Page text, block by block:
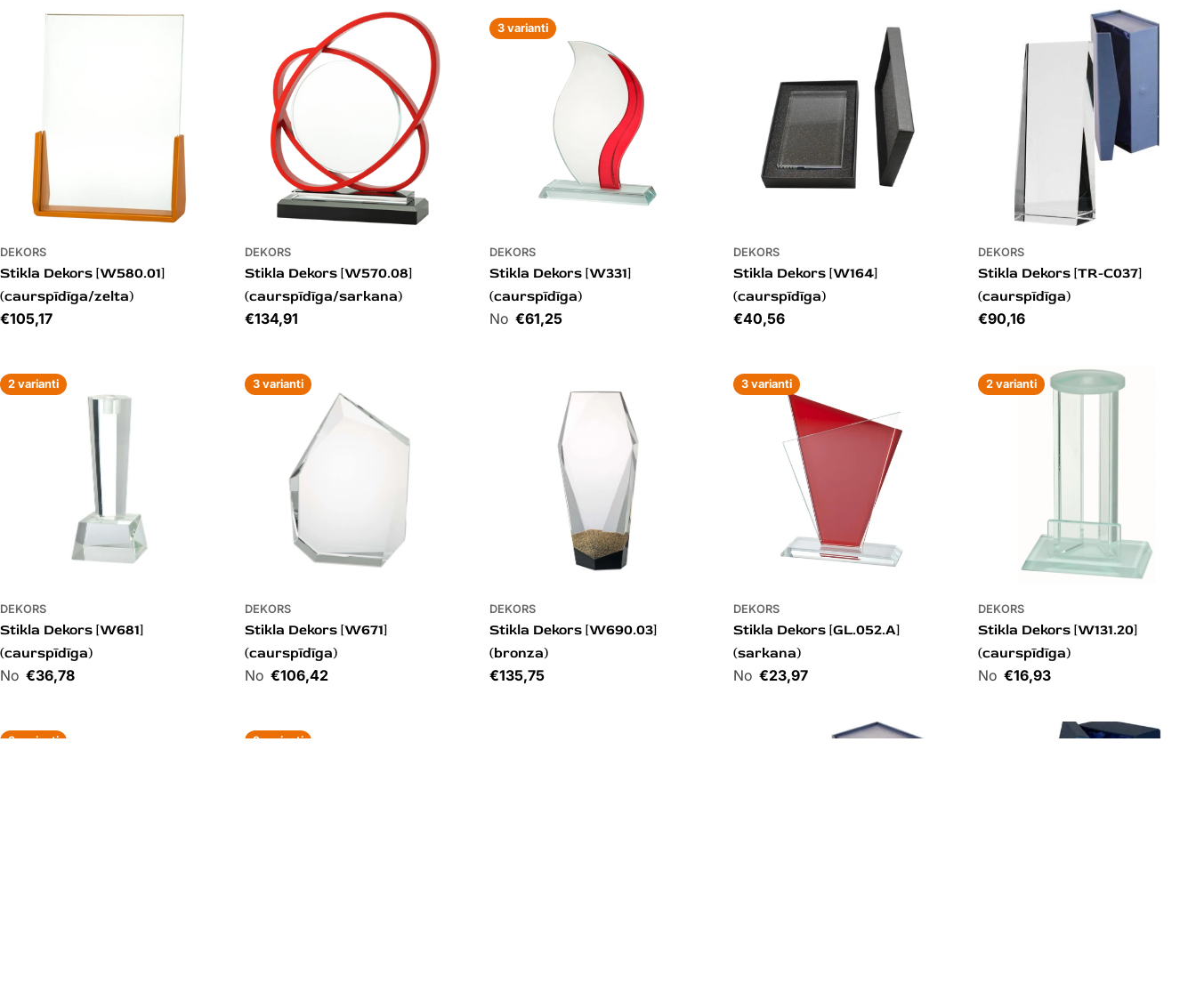
DEKORS
Stikla Dekors [W580.01]
(caurspīdīga/zelta)
Cena
€105,17
DEKORS
Stikla Dekors [W570.08]
(caurspīdīga/sarkana)
Cena
€134,91
3 varianti
DEKORS
Stikla Dekors [W331]
(caurspīdīga)
Cena€61,25
DEKORS
Stikla Dekors [W164]
(caurspīdīga)
Cena
€40,56
DEKORS
Stikla Dekors [TR-C037]
(caurspīdīga)
Cena
€90,16
2 varianti
DEKORS
Stikla Dekors [W681]
(caurspīdīga)
Cena€36,78
3 varianti
DEKORS
Stikla Dekors [W671]
(caurspīdīga)
Cena€106,42
DEKORS
Stikla Dekors [W690.03]
(bronza)
Cena
€135,75
3 varianti
DEKORS
Stikla Dekors [GL.052.A]
(sarkana)
Cena€23,97
2 varianti
DEKORS
Stikla Dekors [W131.20]
(caurspīdīga)
Cena€16,93
3 varianti 2 varianti